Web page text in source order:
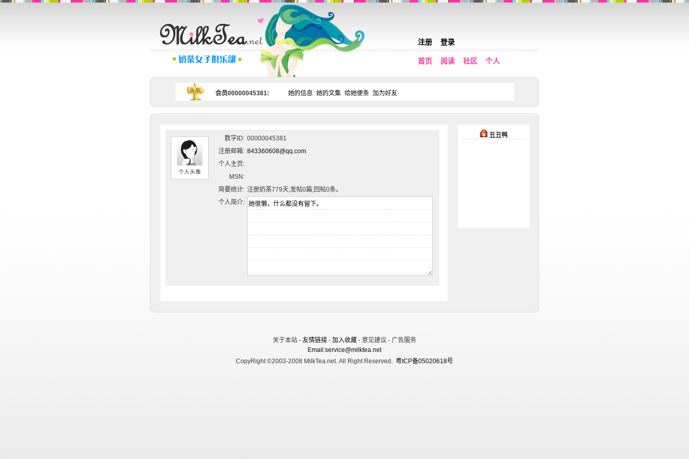
注册 登录
首页 阅读 社区 个人
会员00000045381: 她的信息 她的文集 给她便条 加为好友
个人头像
数字ID: 00000045381
注册邮箱: 843360608@qq.com
个人主页:
MSN:
简要统计: 注册奶茶779天;发帖0篇;回帖0条。
个人简介:
丑丑鸭
关于本站 - 友情链接 - 加入收藏 - 意见建议 - 广告服务
Email:service@milktea.net
CopyRight ©2003-2008 MilkTea.net. All Right Reserved. 粤ICP备05020618号